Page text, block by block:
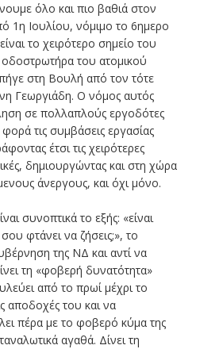
όλο και πιο βαθιά στον
1η Ιουλίου, νόμιμο το 6ημερο
το χειρότερο σημείο του
του ατομικού
στη Βουλή από τον τότε
Γεωργιάδη. Ο νόμος αυτός
σε πολλαπλούς εργοδότες
τις συμβάσεις εργασίας
έτσι τις χειρότερες
δημιουργώντας και στη χώρα
άνεργους, και όχι μόνο.
συνοπτικά το εξής: «είναι
φτάνει να ζήσεις;», το
της ΝΔ και αντί να
τη «φοβερή δυνατότητα»
από το πρωί μέχρι το
αποδοχές του και να
πέρα με το φοβερό κύμα της
αγαθά. Δίνει τη